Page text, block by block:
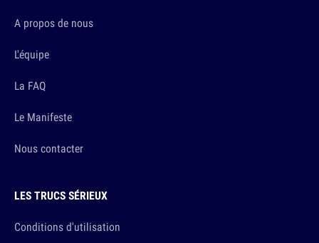
A propos de nous
L'équipe
La FAQ
Le Manifeste
Nous contacter
LES TRUCS SÉRIEUX
Conditions d'utilisation